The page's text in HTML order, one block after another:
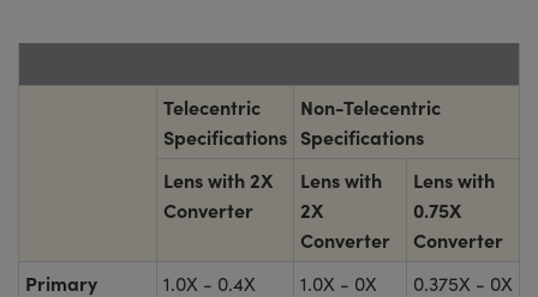
Telecentric
Specifications
Non-Telecentric
Specifications
Lens with 2X
Converter
Lens with
2X
Converter
Lens with
0.75X
Converter
Primary
1.0X - 0.4X
1.0X - 0X 0.375X - 0X